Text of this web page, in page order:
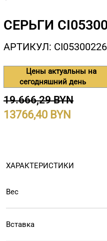
СЕРЬГИ
АРТИКУЛ:
Цены актуальны на
сегодняшний день
19.666,29 BYN
13766,40
ХАРАКТЕРИСТИКИ
Вес
Вставка